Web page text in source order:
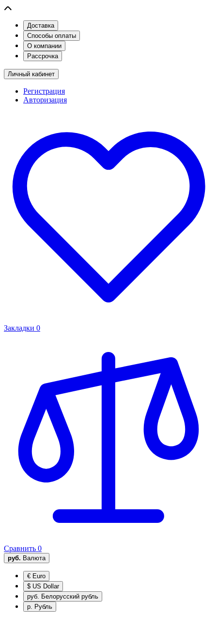
Доставка
Способы оплаты
О компании
Рассрочка
Личный кабинет
Регистрация
Авторизация
Закладки 0
Сравнить 0
руб. Валюта
€ Euro
$ US Dollar
руб. Белорусский рубль
р. Рубль